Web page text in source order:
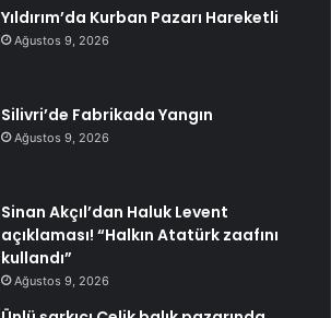
Yıldırım’da Kurban Pazarı Hareketli
Ağustos 9, 2026
Silivri’de Fabrikada Yangın
Ağustos 9, 2026
Sinan Akçıl’dan Haluk Levent
açıklaması! “Halkın Atatürk zaafını
kullandı”
Ağustos 9, 2026